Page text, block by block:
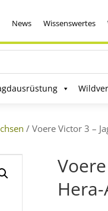
News Wissenswertes
/ Voere Victor 3 –